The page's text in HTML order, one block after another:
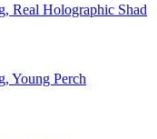
Real Holographic Shad
Young Perch